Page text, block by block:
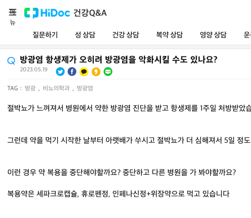
건강Q&A
질문하기 성 상담 건강 상담 복약 상담 영양 상담
메
뉴
방광염 항생제가 오히려 방광염을 악화시킬 수도 있나요?
2023.05.19
TAG : 방광 , 비뇨의학과 , 방광염
절박뇨가 느껴져서 병원에서 약한 방광염 진단을 받고 항생제를 1주일 처방받았
그런데 약을 먹기 시작한 날부터 아랫배가 쑤시고 절박뇨가 더 심해져서 5일 정
이런 경우 약 복용을 중단해야할까요? 중단하고 다른 병원을 가 봐야할까요?
복용약은 세파크로캡슐, 휴로펜정, 인페나신정+위장약으로 먹고 있습니다